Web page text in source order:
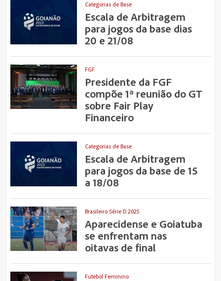
Categorias de Base
Escala de Arbitragem
para jogos da base dias
20 e 21/08
FGF
Presidente da FGF
compõe 1ª reunião do GT
sobre Fair Play
Financeiro
Categorias de Base
Escala de Arbitragem
para jogos da base de 15
a 18/08
Brasileiro Série D 2025
Aparecidense e Goiatuba
se enfrentam nas
oitavas de final
Futebol Feminino